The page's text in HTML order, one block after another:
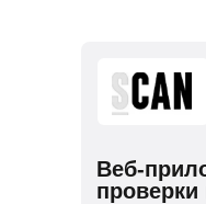
Веб-
проверки